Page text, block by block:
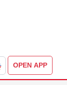
OPEN APP